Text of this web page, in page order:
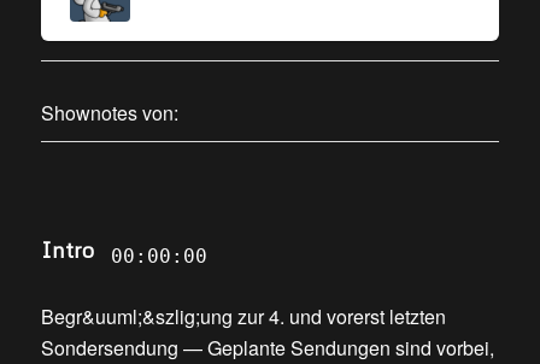
Shownotes von:
Intro 00:00:00
Begr&uuml;&szlig;ung zur 4. und vorerst letzten
Sondersendung —Geplante Sendungen sind vorbei,